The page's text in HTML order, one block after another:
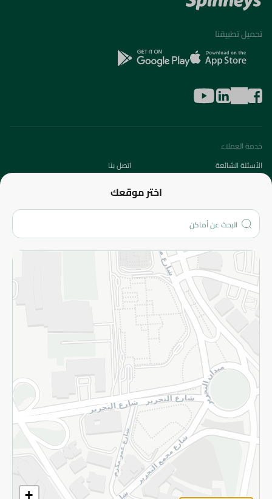
اختر موقعك
+
تحميل تطبيقنا
خدمة العملاء
الأسئلة الشائعة
اتصل بنا
من نحن؟
الفروع
المزيد
الاسترجاع
سياسة الاستخدام
سياسة الخصوصية
قم بالتسجيل للنشرة
©2026 - Spinneys | جميع الحقوق محفوظة